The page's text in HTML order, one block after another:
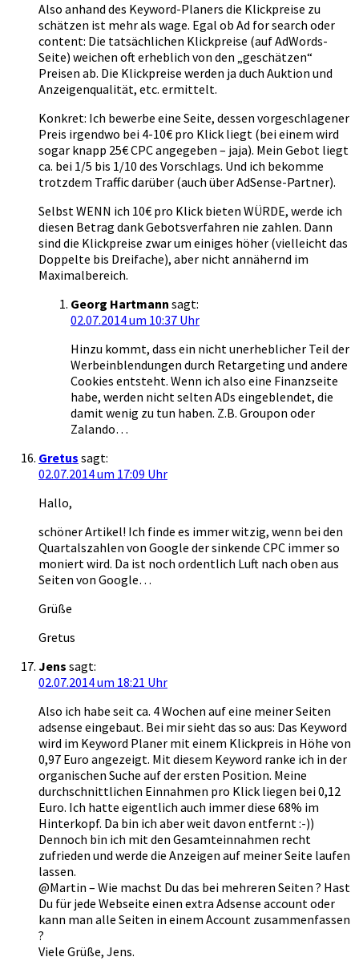
Also anhand des Keyword-Planers die Klickpreise zu
schätzen ist mehr als wage. Egal ob Ad for search oder
content: Die tatsächlichen Klickpreise (auf AdWords-
Seite) weichen oft erheblich von den „geschätzen“
Preisen ab. Die Klickpreise werden ja duch Auktion und
Anzeigenqualität, etc. ermittelt.
Konkret: Ich bewerbe eine Seite, dessen vorgeschlagener
Preis irgendwo bei 4-10€ pro Klick liegt (bei einem wird
sogar knapp 25€ CPC angegeben – jaja). Mein Gebot liegt
ca. bei 1/5 bis 1/10 des Vorschlags. Und ich bekomme
trotzdem Traffic darüber (auch über AdSense-Partner).
Selbst WENN ich 10€ pro Klick bieten WÜRDE, werde ich
diesen Betrag dank Gebotsverfahren nie zahlen. Dann
sind die Klickpreise zwar um einiges höher (vielleicht das
Doppelte bis Dreifache), aber nicht annähernd im
Maximalbereich.
Georg Hartmann sagt:
02.07.2014 um 10:37 Uhr
Hinzu kommt, dass ein nicht unerheblicher Teil der
Werbeinblendungen durch Retargeting und andere
Cookies entsteht. Wenn ich also eine Finanzseite
habe, werden nicht selten ADs eingeblendet, die
damit wenig zu tun haben. Z.B. Groupon oder
Zalando…
Gretus sagt:
02.07.2014 um 17:09 Uhr
Hallo,
schöner Artikel! Ich finde es immer witzig, wenn bei den
Quartalszahlen von Google der sinkende CPC immer so
moniert wird. Da ist noch ordentlich Luft nach oben aus
Seiten von Google…
Grüße
Gretus
Jens sagt:
02.07.2014 um 18:21 Uhr
Also ich habe seit ca. 4 Wochen auf eine meiner Seiten
adsense eingebaut. Bei mir sieht das so aus: Das Keyword
wird im Keyword Planer mit einem Klickpreis in Höhe von
0,97 Euro angezeigt. Mit diesem Keyword ranke ich in der
organischen Suche auf der ersten Position. Meine
durchschnittlichen Einnahmen pro Klick liegen bei 0,12
Euro. Ich hatte eigentlich auch immer diese 68% im
Hinterkopf. Da bin ich aber weit davon entfernt :-))
Dennoch bin ich mit den Gesamteinnahmen recht
zufrieden und werde die Anzeigen auf meiner Seite laufen
lassen.
@Martin – Wie machst Du das bei mehreren Seiten ? Hast
Du für jede Webseite einen extra Adsense account oder
kann man alle Seiten in einem Account zusammenfassen
?
Viele Grüße, Jens.